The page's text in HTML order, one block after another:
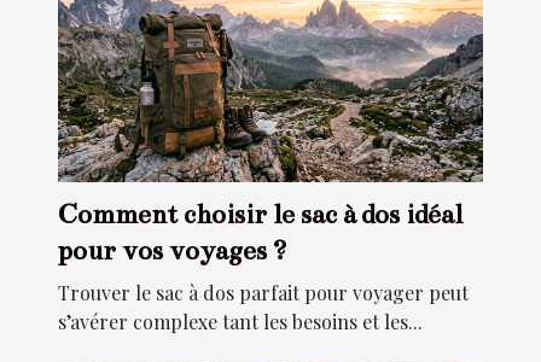
Comment choisir le sac à dos idéal
pour vos voyages ?
Trouver le sac à dos parfait pour voyager peut
s’avérer complexe tant les besoins et les...